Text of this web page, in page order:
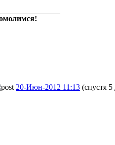
20-Июн-2012 11:13 (спустя